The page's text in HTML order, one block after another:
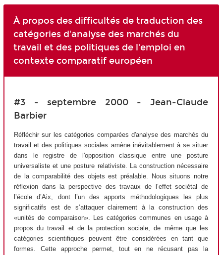
À propos des difficultés de traduction des
catégories d'analyse des marchés du
travail et des politiques de l'emploi en
contexte comparatif européen
#3 - septembre 2000 - Jean-Claude
Barbier
Réfléchir sur les catégories comparées d'analyse des marchés du
travail et des politiques sociales amène inévitablement à se situer
dans le registre de l'opposition classique entre une posture
universaliste et une posture relativiste. La construction nécessaire
de la comparabilité des objets est préalable. Nous situons notre
réflexion dans la perspective des travaux de l’effet sociétal de
l’école d’Aix, dont l’un des apports méthodologiques les plus
significatifs est de s’attaquer clairement à la construction des
«unités de comparaison». Les catégories communes en usage à
propos du travail et de la protection sociale, de même que les
catégories scientifiques peuvent être considérées en tant que
formes. Cette approche permet, tout en ne récusant pas la